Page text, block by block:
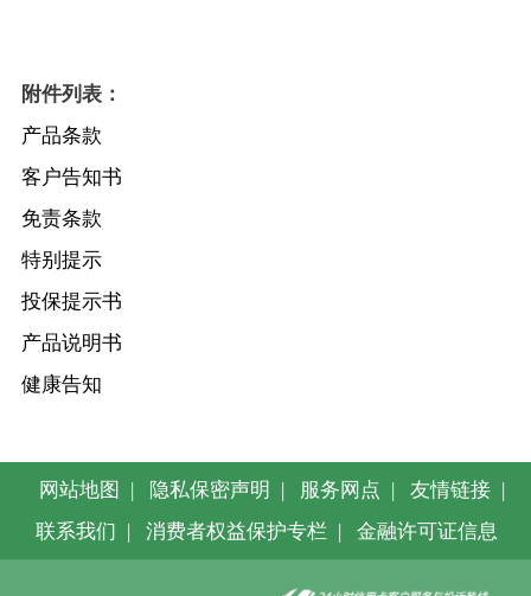
附件列表：
产品条款
客户告知书
免责条款
特别提示
投保提示书
产品说明书
健康告知
网站地图 | 隐私保密声明 | 服务网点 | 友情链接 |
联系我们 | 消费者权益保护专栏 | 金融许可证信息